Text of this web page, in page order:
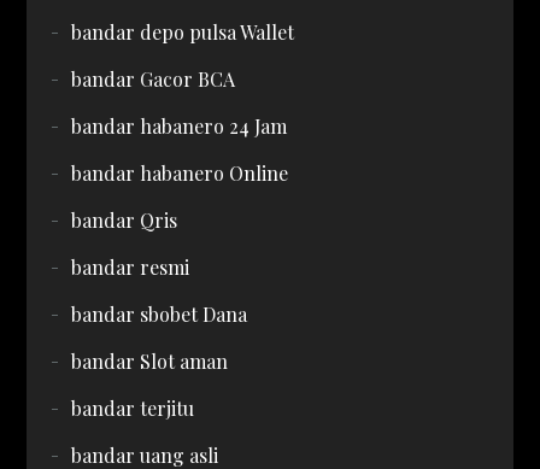
bandar depo pulsa Wallet
bandar Gacor BCA
bandar habanero 24 Jam
bandar habanero Online
bandar Qris
bandar resmi
bandar sbobet Dana
bandar Slot aman
bandar terjitu
bandar uang asli